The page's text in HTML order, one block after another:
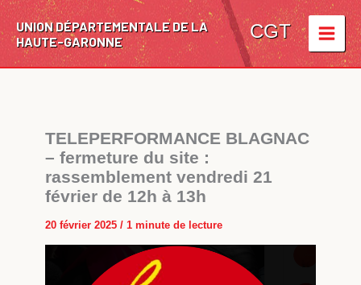
Aller
contenu
UNION DÉPARTEMENTALE DE LA
HAUTE-GARONNE
CGT
TELEPERFORMANCE BLAGNAC
– fermeture du site :
rassemblement vendredi 21
février de 12h à 13h
20 février 2025/1 minute de lecture